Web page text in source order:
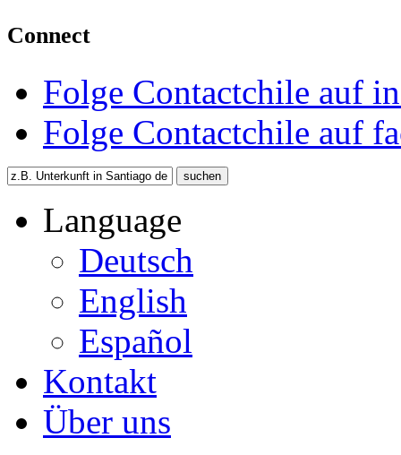
Connect
Folge Contactchile auf
Folge Contactchile auf
Language
Deutsch
English
Español
Kontakt
Über uns